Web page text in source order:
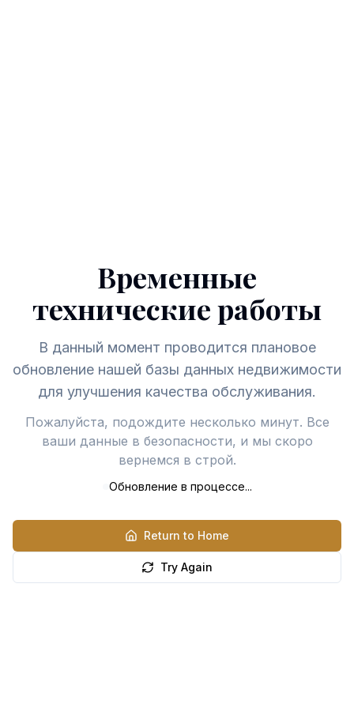
Временные
технические работы
В данный момент проводится плановое
обновление нашей базы данных недвижимости
для улучшения качества обслуживания.
Пожалуйста, подождите несколько минут. Все
ваши данные в безопасности, и мы скоро
вернемся в строй.
Обновление в процессе...
Return to Home
Try Again